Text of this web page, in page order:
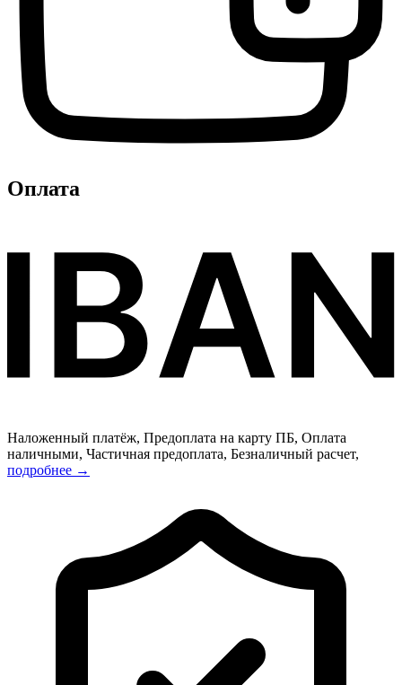
Оплата
Наложенный платёж, Предоплата на карту ПБ, Оплата
наличными, Частичная предоплата, Безналичный расчет,
подробнее →